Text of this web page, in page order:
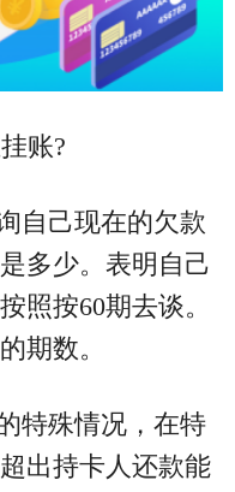
账?
自己现在的欠款
多少。表明自己
照按60期去谈。
期数。
特殊情况，在特
出持卡人还款能